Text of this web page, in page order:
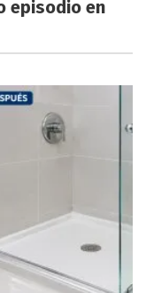
episodio en